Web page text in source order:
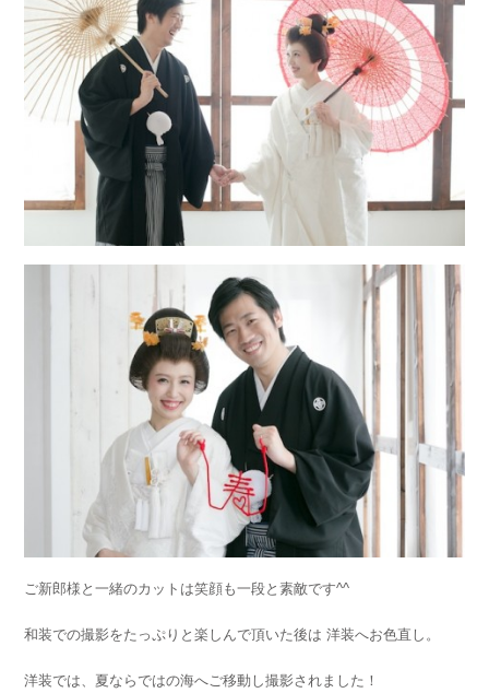
ご新郎様と一緒のカットは笑顔も一段と素敵です^^
和装での撮影をたっぷりと楽しんで頂いた後は 洋装へお色直し。
洋装では、夏ならではの海へご移動し撮影されました！